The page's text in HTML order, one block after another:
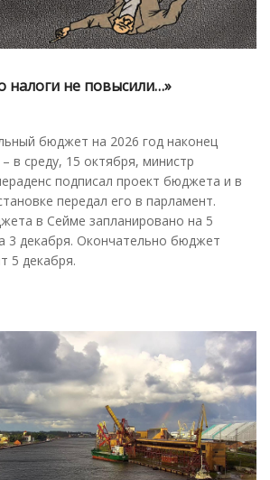
налоги не повысили…»
бюджет на 2026 год наконец
в среду, 15 октября, министр
подписал проект бюджета и в
передал его в парламент.
в Сейме запланировано на 5
3 декабря. Окончательно бюджет
5 декабря.